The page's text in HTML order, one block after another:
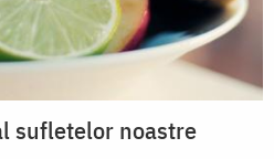
sufletelor noastre